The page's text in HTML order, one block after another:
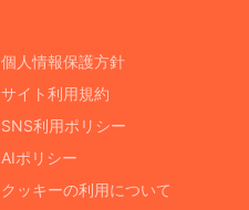
個人情報保護方針
サイト利用規約
SNS利用ポリシー
AIポリシー
クッキーの利用について